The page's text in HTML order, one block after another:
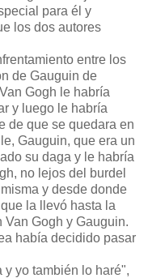
para él y
los dos autores
entre los
de Gauguin de
Gogh le habría
y luego le habría
de que se quedara en
Gauguin, que era un
su daga y le habría
no lejos del burdel
y desde donde
la llevó hasta la
Gogh y Gauguin.
había decidido pasar
y yo también lo haré",